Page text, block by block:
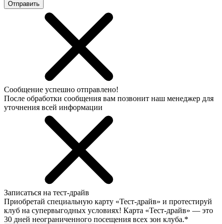
Отправить
Сообщение успешно отправлено!
После обработки сообщения вам позвонит наш менеджер для
уточнения всей информации
Записаться на тест-драйв
Приобретай специальную карту «Тест-драйв» и протестируй
клуб на супервыгодных условиях! Карта «Тест-драйв» — это
30 дней неограниченного посещения всех зон клуба.*